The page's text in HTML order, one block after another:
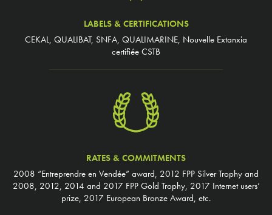
LABELS & CERTIFICATIONS
CEKAL, QUALIBAT, SNFA, QUALIMARINE, Nouvelle Extanxia
certifiée CSTB
RATES & COMMITMENTS
2008 “Entreprendre en Vendée” award, 2012 FPP Silver Trophy and
2008, 2012, 2014 and 2017 FPP Gold Trophy, 2017 Internet users’
prize, 2017 European Bronze Award, etc.